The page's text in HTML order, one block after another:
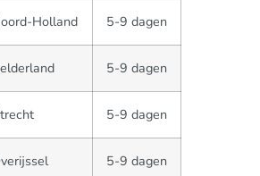
Holland 5-9 dagen
5-9 dagen
5-9 dagen
5-9 dagen